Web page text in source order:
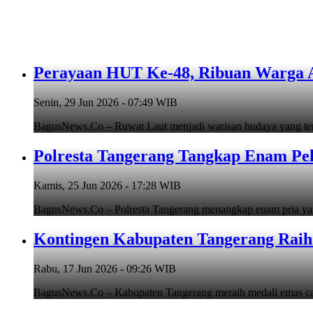
Perayaan HUT Ke-48, Ribuan
Senin, 29 Jun 2026 - 07:49 WIB
BagusNews.Co – Ruwat Laut menjadi warisan budaya yang
Polresta Tangerang Tangkap Enam
Kamis, 25 Jun 2026 - 17:28 WIB
BagusNews.Co – Polresta Tangerang menangkap enam pria
Kontingen Kabupaten Tangerang
Rabu, 17 Jun 2026 - 09:26 WIB
BagusNews.Co – Kabupaten Tangerang meraih medali